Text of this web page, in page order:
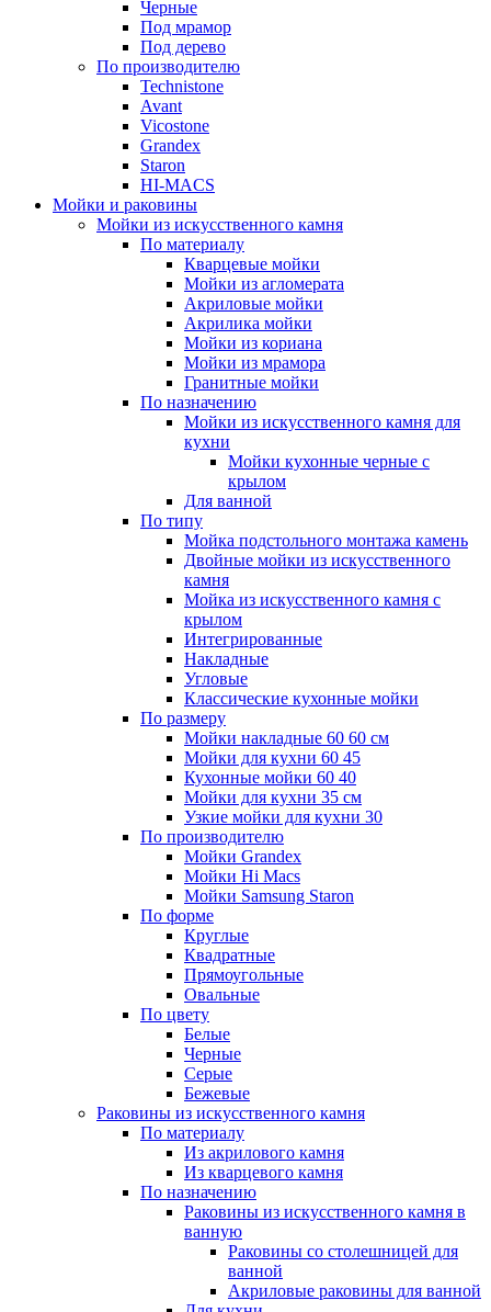
Черные
Под мрамор
Под дерево
По производителю
Technistone
Avant
Vicostone
Grandex
Staron
HI-MACS
Мойки и раковины
Мойки из искусственного камня
По материалу
Кварцевые мойки
Мойки из агломерата
Акриловые мойки
Акрилика мойки
Мойки из кориана
Мойки из мрамора
Гранитные мойки
По назначению
Мойки из искусственного камня для
кухни
Мойки кухонные черные с
крылом
Для ванной
По типу
Мойка подстольного монтажа камень
Двойные мойки из искусственного
камня
Мойка из искусственного камня с
крылом
Интегрированные
Накладные
Угловые
Классические кухонные мойки
По размеру
Мойки накладные 60 60 см
Мойки для кухни 60 45
Кухонные мойки 60 40
Мойки для кухни 35 см
Узкие мойки для кухни 30
По производителю
Мойки Grandex
Мойки Hi Macs
Мойки Samsung Staron
По форме
Круглые
Квадратные
Прямоугольные
Овальные
По цвету
Белые
Черные
Серые
Бежевые
Раковины из искусственного камня
По материалу
Из акрилового камня
Из кварцевого камня
По назначению
Раковины из искусственного камня в
ванную
Раковины со столешницей для
ванной
Акриловые раковины для ванной